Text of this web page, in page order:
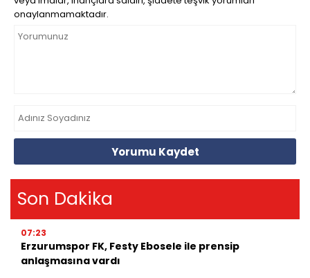
onaylanmamaktadır.
Yorumu Kaydet
Son Dakika
07:23
Erzurumspor FK, Festy Ebosele ile prensip
anlaşmasına vardı